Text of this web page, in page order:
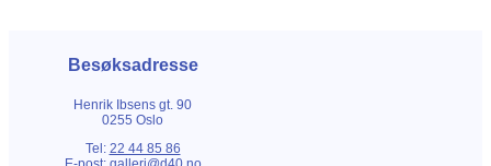
Besøksadresse
Henrik Ibsens gt. 90
0255 Oslo
Tel: 22 44 85 86